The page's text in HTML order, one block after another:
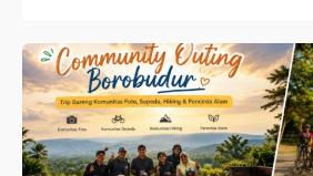
English 中文
Français Deutsch
日本語 한국어